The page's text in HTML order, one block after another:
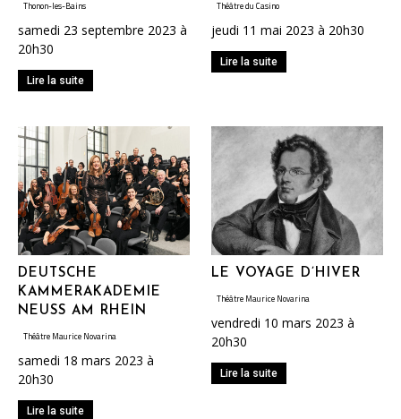
Thonon-les-Bains
samedi 23 septembre 2023 à
20h30
Lire la suite
Théâtre du Casino
jeudi 11 mai 2023 à 20h30
Lire la suite
DEUTSCHE
KAMMERAKADEMIE
NEUSS AM RHEIN
Théâtre Maurice Novarina
samedi 18 mars 2023 à
20h30
Lire la suite
LE VOYAGE D’HIVER
Théâtre Maurice Novarina
vendredi 10 mars 2023 à
20h30
Lire la suite